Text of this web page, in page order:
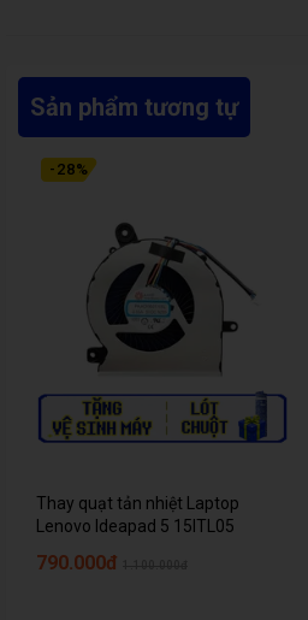
Sản phẩm tương tự
- 28%
Thay quạt tản nhiệt Laptop
Lenovo Ideapad 5 15ITL05
790.000đ